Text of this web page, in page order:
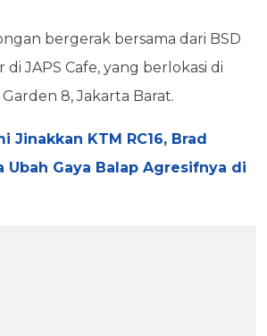
bergerak bersama dari BSD
JAPS Cafe, yang berlokasi di
8, Jakarta Barat.
Jinakkan KTM RC16, Brad
Ubah Gaya Balap Agresifnya di